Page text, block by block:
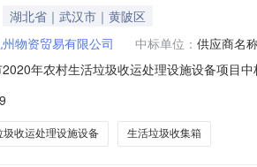
湖北省｜武汉市｜黄陂区
物资贸易有限公司 中标单位： 供应商名
2020年农村生活垃圾收运处理设施设备项目
：440785-202009-173001-0001二、项目
圾收运处理设施设备 生活垃圾收集箱